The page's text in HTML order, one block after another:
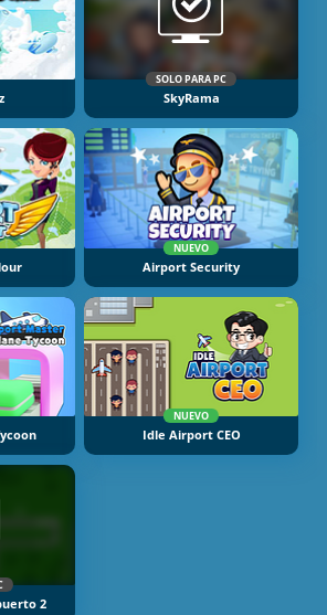
SOLO PARA PC
SkyRama
NUEVO
Airport Security
NUEVO
Idle Airport CEO
2